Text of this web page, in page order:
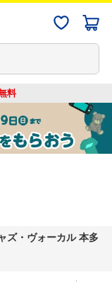
料
ズ・ヴォーカル 本多